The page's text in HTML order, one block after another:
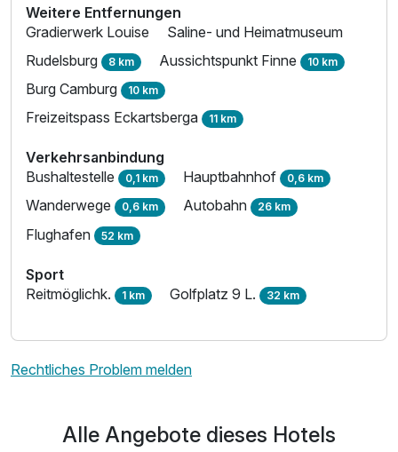
1 Erwachsenen und 1 Kind
Weitere Entfernungen
Gradierwerk Louise
Saline- und Heimatmuseum
Rudelsburg 8 km Aussichtspunkt Finne 10 km
Burg Camburg 10 km
Freizeitspass Eckartsberga 11 km
Verkehrsanbindung
Bushaltestelle 0,1 km Hauptbahnhof 0,6 km
Wanderwege 0,6 km Autobahn 26 km
Flughafen 52 km
Sport
Reitmöglichk. 1 km Golfplatz 9 L. 32 km
Rechtliches Problem melden
Alle Angebote dieses Hotels